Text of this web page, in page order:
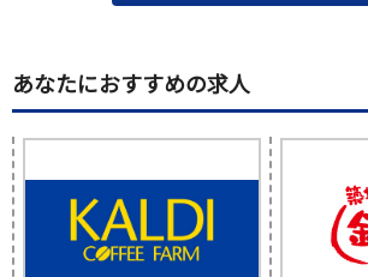
あなたにおすすめの求人